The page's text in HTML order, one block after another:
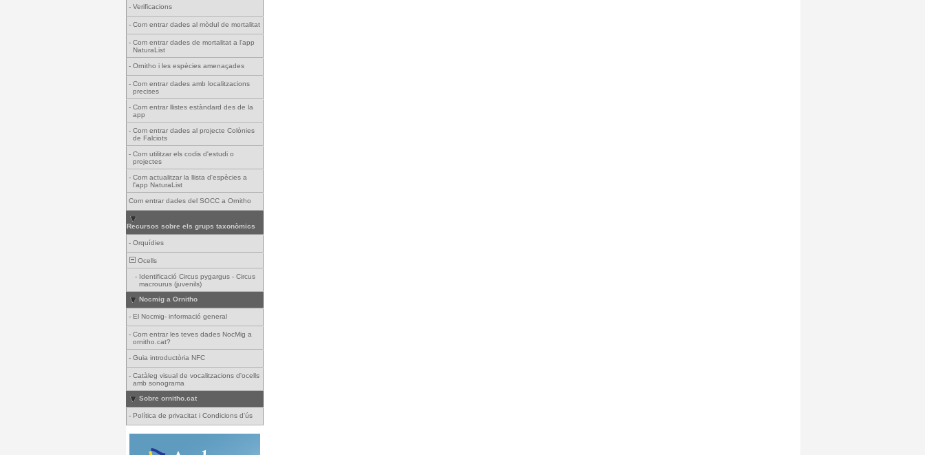
- Verificacions
- Com entrar dades al mòdul de mortalitat
- Com entrar dades de mortalitat a l'app
NaturaList
- Ornitho i les espècies amenaçades
- Com entrar dades amb localitzacions
precises
- Com entrar llistes estàndard des de la
app
- Com entrar dades al projecte Colònies
de Falciots
- Com utilitzar els codis d'estudi o
projectes
- Com actualitzar la llista d'espècies a
l'app NaturaList
Com entrar dades del SOCC a Ornitho
Recursos sobre els grups taxonòmics
- Orquídies
Ocells
- Identificació Circus pygargus - Circus
macrourus (juvenils)
Nocmig a Ornitho
- El Nocmig- informació general
- Com entrar les teves dades NocMig a
ornitho.cat?
- Guia introductòria NFC
- Catàleg visual de vocalitzacions d'ocells
amb sonograma
Sobre ornitho.cat
- Política de privacitat i Condicions d'ús